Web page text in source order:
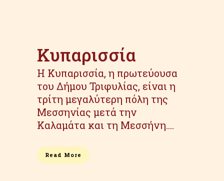
Κυπαρισσία
Η Κυπαρισσία, η πρωτεύουσα
του Δήμου Τριφυλίας, είναι η
τρίτη μεγαλύτερη πόλη της
Μεσσηνίας μετά την
Καλαμάτα και τη Μεσσήνη....
Read More